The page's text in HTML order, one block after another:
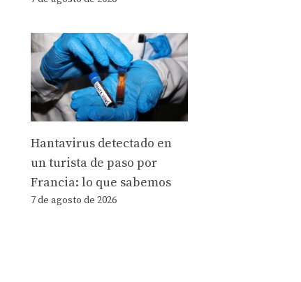
Hantavirus detectado en
un turista de paso por
Francia: lo que sabemos
7 de agosto de 2026